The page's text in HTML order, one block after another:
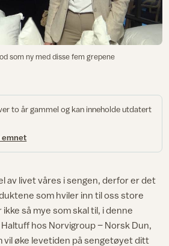
som ny med disse fem grepene
to år gammel og kan inneholde utdatert
emnet
av livet våres i sengen, derfor er det
som hviler inn til oss store
så mye som skal til, i denne
hos Norvigroup – Norsk Dun,
vil øke levetiden på sengetøyet ditt